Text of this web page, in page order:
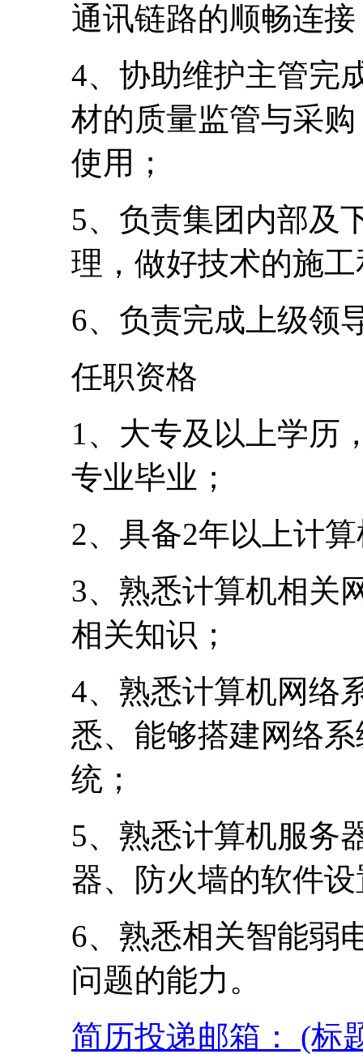
通讯链路的顺畅连
4、协助维护主管完
材的质量监管与采
使用；
5、负责集团内部及
理，做好技术的施
6、负责完成上级领
任职资格
1、大专及以上学历
专业毕业；
2、具备2年以上计
3、熟悉计算机相关
相关知识；
4、熟悉计算机网络
悉、能够搭建网络
统；
5、熟悉计算机服务
器、防火墙的软件
6、熟悉相关智能弱
问题的能力。
简历投递邮箱： (标